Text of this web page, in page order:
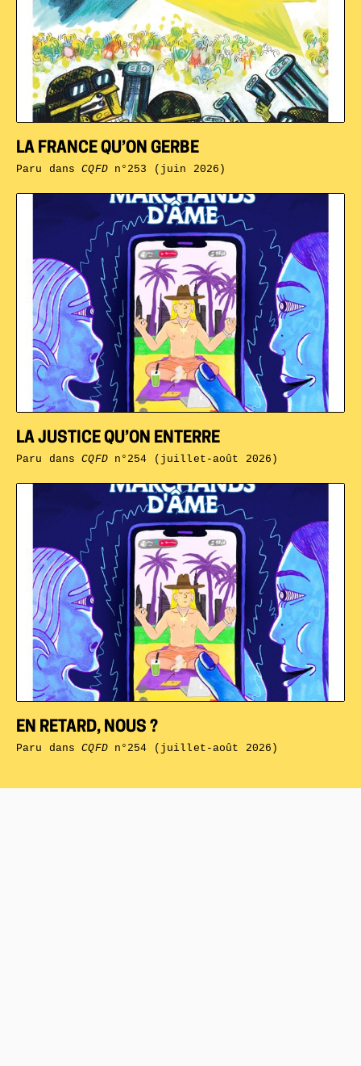
EN RETARD, NOUS ?
Paru dansCQFDn°254 (juillet-août 2026)
LA JUSTICE QU’ON ENTERRE
Paru dansCQFDn°254 (juillet-août 2026)
LA FRANCE QU’ON GERBE
Paru dansCQFDn°253 (juin 2026)